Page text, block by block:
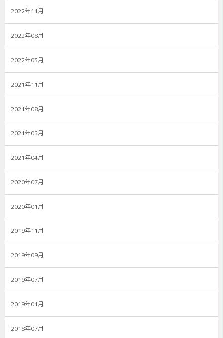
2022年11月
2022年08月
2022年03月
2021年11月
2021年08月
2021年05月
2021年04月
2020年07月
2020年01月
2019年11月
2019年09月
2019年07月
2019年01月
2018年07月